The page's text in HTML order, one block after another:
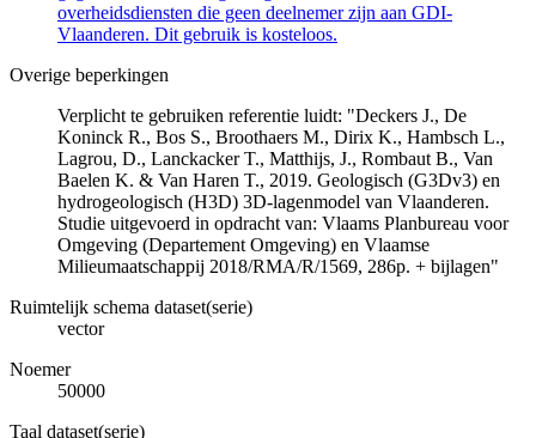
overheidsdiensten die geen deelnemer zijn aan GDI-
Vlaanderen. Dit gebruik is kosteloos.
Overige beperkingen
Verplicht te gebruiken referentie luidt: "Deckers J., De
Koninck R., Bos S., Broothaers M., Dirix K., Hambsch L.,
Lagrou, D., Lanckacker T., Matthijs, J., Rombaut B., Van
Baelen K. & Van Haren T., 2019. Geologisch (G3Dv3) en
hydrogeologisch (H3D) 3D-lagenmodel van Vlaanderen.
Studie uitgevoerd in opdracht van: Vlaams Planbureau voor
Omgeving (Departement Omgeving) en Vlaamse
Milieumaatschappij 2018/RMA/R/1569, 286p. + bijlagen"
Ruimtelijk schema dataset(serie)
vector
Noemer
50000
Taal dataset(serie)